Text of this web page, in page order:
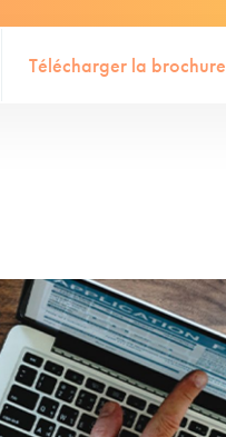
Télécharger la brochure